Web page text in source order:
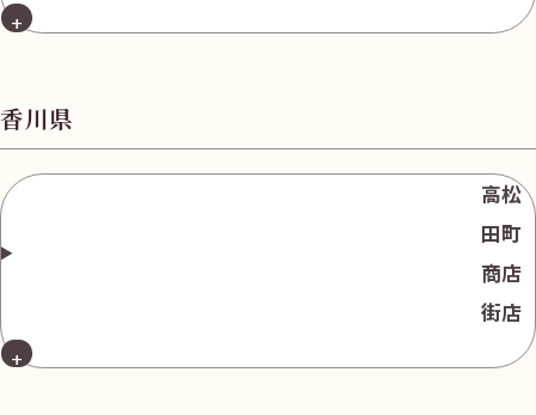
香川県
高松
田町
商店
街店